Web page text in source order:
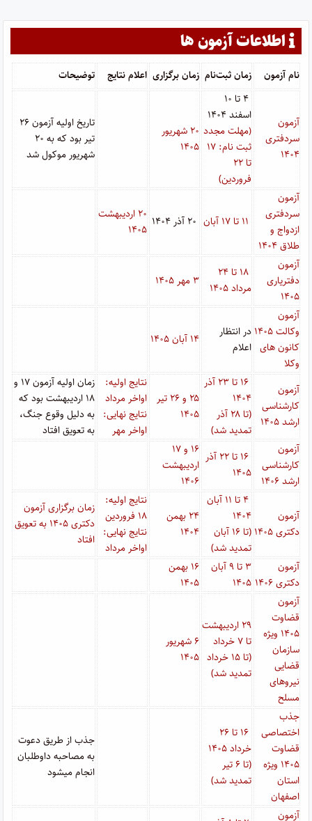
اطلاعات آزمون ها
نام آزمون زمان ثبت‌نام زمان برگزاری اعلام نتایج توضیحات
آزمون
سردفتری
۱۴۰۴
۴ تا ۱۰
اسفند ۱۴۰۴
(مهلت مجدد
ثبت نام: ۱۷
تا ۲۲
فروردین)
۲۰ شهریور
۱۴۰۵
تاریخ اولیه آزمون ۲۶
تیر بود که به ۲۰
شهریور موکول شد
آزمون
سردفتری
ازدواج و
طلاق ۱۴۰۴
۱۱ تا ۱۷ آبان
۲۰ اردیبهشت
۱۴۰۵
آزمون
دفتریاری
۱۴۰۵
۱۸ تا ۲۴
مرداد ۱۴۰۵
۳ مهر ۱۴۰۵
آزمون
وکالت ۱۴۰۵
کانون های
وکلا
در انتظار
اعلام
۱۴ آبان ۱۴۰۵
آزمون
کارشناسی
ارشد ۱۴۰۵
۱۶ تا ۲۳ آذر
۱۴۰۴
(تا ۲۸ آذر
تمدید شد)
۲۵ و ۲۶ تیر
۱۴۰۵
نتایج اولیه:
اواخر مرداد
نتایج نهایی:
اواخر مهر
زمان اولیه آزمون ۱۷ و
۱۸ اردیبهشت بود که
به دلیل وقوع جنگ،
به تعویق افتاد
آزمون
کارشناسی
ارشد ۱۴۰۶
۱۶ تا ۲۲ آذر
۱۴۰۵
۱۶ و ۱۷
اردیبهشت
۱۴۰۶
آزمون
دکتری ۱۴۰۵
۴ تا ۱۱ آبان
۱۴۰۴
(تا ۱۶ آبان
تمدید شد)
۲۴ بهمن
۱۴۰۴
نتایج اولیه:
۱۸ فروردین
نتایج نهایی:
اواخر مرداد
زمان برگزاری آزمون
دکتری ۱۴۰۵ به تعویق
افتاد
آزمون
دکتری ۱۴۰۶
۳ تا ۹ آبان
۱۴۰۵
۱۶ بهمن
۱۴۰۵
آزمون
قضاوت
۱۴۰۵ ویژه
سازمان
قضایی
نیروهای
مسلح
۲۹ اردیبهشت
تا ۷ خرداد
(تا ۱۵ خرداد
تمدید شد)
۶ شهریور
۱۴۰۵
جذب
اختصاصی
قضاوت
۱۴۰۵ ویژه
استان
اصفهان
۱۶ تا ۲۶
خرداد ۱۴۰۵
(تا ۶ تیر
تمدید شد)
جذب از طریق دعوت
به مصاحبه داوطلبان
انجام میشود
آزمون